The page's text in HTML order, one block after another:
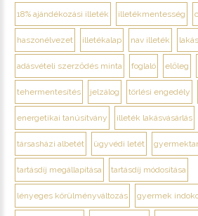
18% ajándékozási illeték illetékmentesség
haszonélvezet illetékalap nav illeték
adásvételi szerződés minta foglaló előleg
tehermentesítés jelzálog törlési engedély
energetikai tanúsítvány illeték lakásvásárlás
társasházi albetét ügyvédi letét
tartásdíj megállapítása tartásdíj módosítása
lényeges körülményváltozás gyermek